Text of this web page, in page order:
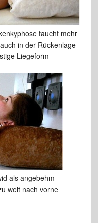
taucht mehr
in der Rückenlage
Liegeform
als angebehm
weit nach vorne